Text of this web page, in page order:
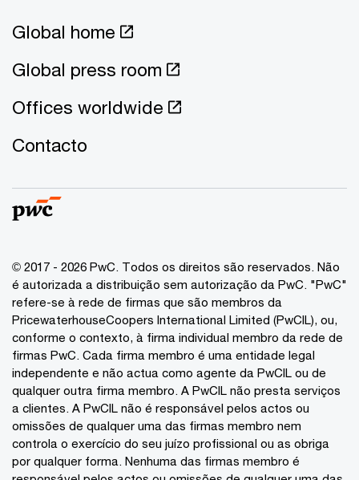
Global home
Global press room
Offices worldwide
Contacto
© 2017 - 2026 PwC. Todos os direitos são reservados. Não
é autorizada a distribuição sem autorização da PwC. "PwC"
refere-se à rede de firmas que são membros da
PricewaterhouseCoopers International Limited (PwCIL), ou,
conforme o contexto, à firma individual membro da rede de
firmas PwC. Cada firma membro é uma entidade legal
independente e não actua como agente da PwCIL ou de
qualquer outra firma membro. A PwCIL não presta serviços
a clientes. A PwCIL não é responsável pelos actos ou
omissões de qualquer uma das firmas membro nem
controla o exercício do seu juízo profissional ou as obriga
por qualquer forma. Nenhuma das firmas membro é